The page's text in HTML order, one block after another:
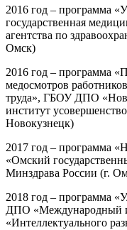
2016 год – программа
государственная
агентства по
Омск)
2016 год – программа
медосмотров
труда», ГБОУ ДПО
институт
Новокузнецк)
2017 год – программа
«Омский
Минздрава России (г.
2018 год – программа
ДПО «Международный
«Интеллектуального